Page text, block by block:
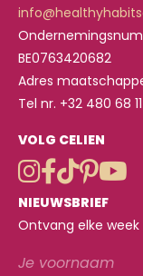
BE0763420682
Adres
Tel nr. +32 480 68
VOLG CELIEN
NIEUWSBRIEF
Ontvang elke